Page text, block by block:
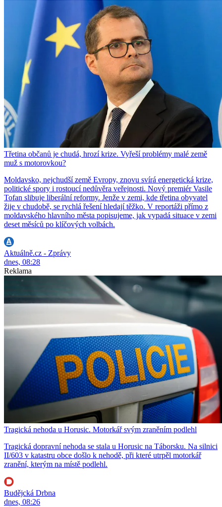
Třetina občanů je chudá, hrozí krize. Vyřeší problémy malé země
muž s motorovkou?
Moldavsko, nejchudší země Evropy, znovu svírá energetická krize,
politické spory i rostoucí nedůvěra veřejnosti. Nový premiér Vasile
Tofan slibuje liberální reformy. Jenže v zemi, kde třetina obyvatel
žije v chudobě, se rychlá řešení hledají těžko. V reportáži přímo z
moldavského hlavního města popisujeme, jak vypadá situace v zemi
deset měsíců po klíčových volbách.
Aktuálně.cz - Zprávy
dnes, 08:28
Reklama
Tragická nehoda u Horusic. Motorkář svým zraněním podlehl
Tragická dopravní nehoda se stala u Horusic na Táborsku. Na silnici
II/603 v katastru obce došlo k nehodě, při které utrpěl motorkář
zranění, kterým na místě podlehl.
Budějcká Drbna
dnes, 08:26